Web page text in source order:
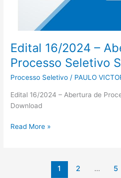
Edital 16/2024 –
Processo Seletivo
Processo Seletivo / PAULO
Edital 16/2024 – Abertura de
Download
Read More »
1 2 … 5